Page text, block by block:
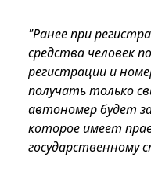
"Ранее при
средства человек
регистрации и
получать только
автономер будет
которое имеет
государственному